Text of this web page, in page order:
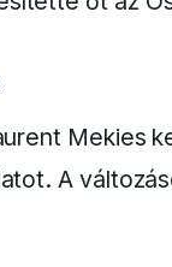
ezek után
igényt a
írtunk